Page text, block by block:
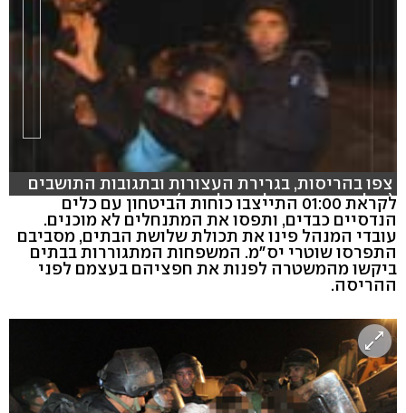
צפו בהריסות, בגרירת העצורות ובתגובות התושבים
(צילום ועריכה: אלי מנדלבאום)
לקראת 01:00 התייצבו כוחות הביטחון עם כלים
הנדסיים כבדים, ותפסו את המתנחלים לא מוכנים.
עובדי המנהל פינו את תכולת שלושת הבתים, מסביבם
התפרסו שוטרי יס"מ. המשפחות המתגוררות בבתים
ביקשו מהמשטרה לפנות את חפציהם בעצמם לפני
ההריסה.